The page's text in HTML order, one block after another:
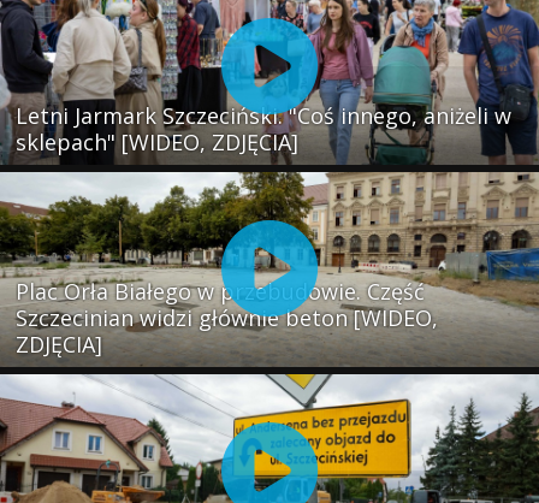
Letni Jarmark Szczeciński. "Coś innego, aniżeli w
sklepach" [WIDEO, ZDJĘCIA]
Plac Orła Białego w przebudowie. Część
Szczecinian widzi głównie beton [WIDEO,
ZDJĘCIA]